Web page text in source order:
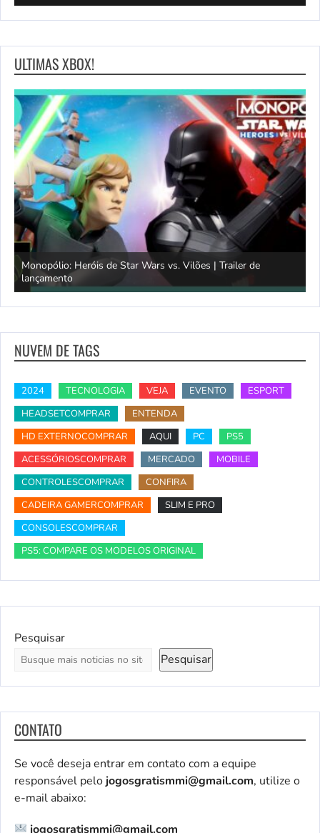
ULTIMAS XBOX!
Monopólio: Heróis de Star Wars vs. Vilões | Trailer de
lançamento
NUVEM DE TAGS
2024 TECNOLOGIA VEJA EVENTO
ESPORT
HEADSETCOMPRAR
ENTENDA
HD EXTERNOCOMPRAR
AQUI PC
PS5
ACESSÓRIOSCOMPRAR
MERCADO
MOBILE
CONTROLESCOMPRAR
CONFIRA
CADEIRA GAMERCOMPRAR
SLIM E PRO
CONSOLESCOMPRAR
PS5: COMPARE OS MODELOS ORIGINAL
Pesquisar
Pesquisar
CONTATO
Se você deseja entrar em contato com a equipe
responsável pelo jogosgratismmi@gmail.com, utilize o
e-mail abaixo:
jogosgratismmi@gmail.com